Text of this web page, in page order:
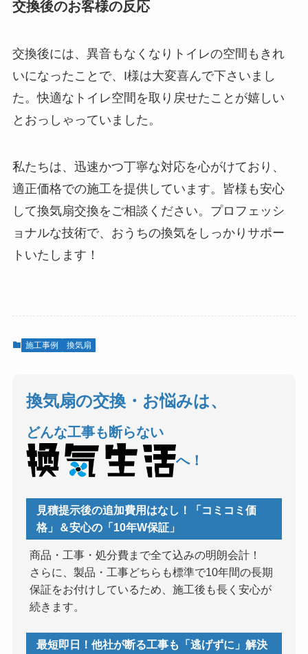
交換後のお客様の反応
交換後には、異音もなくなりトイレの空間もきれ
いになったことで、I様は大変喜んで下さいまし
た。快適なトイレ空間を取り戻せたことが嬉しい
とおっしゃっていました。
私たちは、迅速かつ丁寧な対応を心がけており、
適正価格での施工を提供しています。皆様も安心
して換気扇交換をご相談ください。プロフェッシ
ョナルな技術で、おうちの換気をしっかりサポー
トいたします！
施工事例 換気扇
換気扇の交換・お悩みは、
どんな工事も断らない
へ！
見積提示後の追加費用はなし！「コミコミ価
格」＆安心の「10年W保証」
商品・工事・処分費まで全て込みの明朗会計！
さらに、製品・工事どちらも標準で10年間の長期
保証をお付けしているため、施工後も長く安心が
続きます。
最短即日！他社が断る工事も「逃げずに」解決